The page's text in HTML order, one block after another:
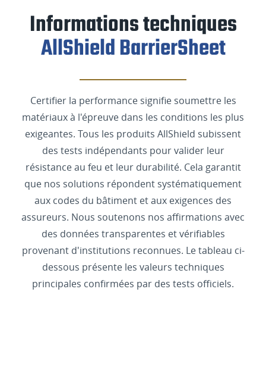
Informations techniques
AllShield BarrierSheet
Certifier la performance signifie soumettre les
matériaux à l'épreuve dans les conditions les plus
exigeantes. Tous les produits AllShield subissent
des tests indépendants pour valider leur
résistance au feu et leur durabilité. Cela garantit
que nos solutions répondent systématiquement
aux codes du bâtiment et aux exigences des
assureurs. Nous soutenons nos affirmations avec
des données transparentes et vérifiables
provenant d'institutions reconnues. Le tableau ci-
dessous présente les valeurs techniques
principales confirmées par des tests officiels.